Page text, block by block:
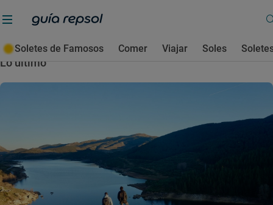
Soletes de Famosos Comer Viajar Soles
Pantanos
Lo último